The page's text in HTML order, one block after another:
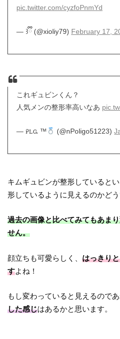
pic.twitter.com/cyzfoPnmYd
— ꒱ྀི (@xioliy79) February 17,
これギュビンくん？
人気メンの整形率高いなあ
— ꭾꮮꮹ ™️ (@nPoligo51223)
キムギュビンが整形していると
形しているように見えるのかどう
過去の画像と比べてみてもあま
せん。
顔立ちも可愛らしく、はっきり
すよね！
もし変わっていると見えるので
した感じはあるかと思います。